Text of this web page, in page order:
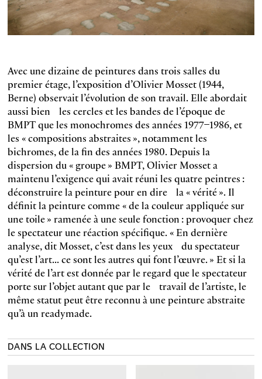
Avec une dizaine de peintures dans trois salles du
premier étage, l’exposition d’Olivier Mosset (1944,
Berne) observait l’évolution de son travail. Elle abordait
aussi bien les cercles et les bandes de l’époque de
BMPT que les mono­chromes des années 1977–1986, et
les « compositions abstraites », notamment les
bichromes, de la fin des années 1980. Depuis la
dispersion du « groupe » BMPT, Olivier Mosset a
maintenu l’exigence qui avait réuni les quatre peintres :
déconstruire la peinture pour en dire la « vérité ». Il
définit la peinture comme « de la couleur appliquée sur
une toile » ramenée à une seule fonction : provoquer chez
le spectateur une réaction spécifique. « En dernière
analyse, dit Mosset, c’est dans les yeux du spectateur
qu’est l’art... ce sont les autres qui font l’œuvre. » Et si la
vérité de l’art est donnée par le regard que le spectateur
porte sur l’objet autant que par le travail de l’artiste, le
même statut peut être reconnu à une peinture abstraite
qu’à un readymade.
DANS LA COLLECTION